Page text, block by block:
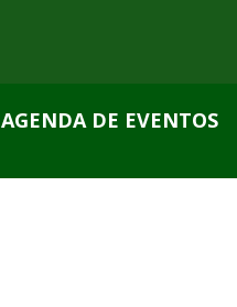
AGENDA DE EVENTOS